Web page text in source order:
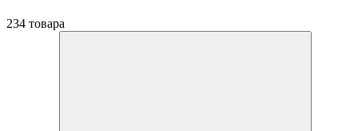
234 товара